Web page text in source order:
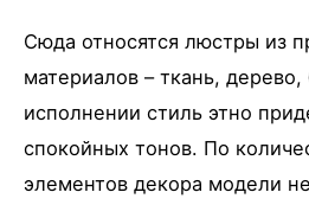
Сюда относятся люстры из
материалов – ткань,
исполнении стиль этно
спокойных тонов. По
элементов декора модели